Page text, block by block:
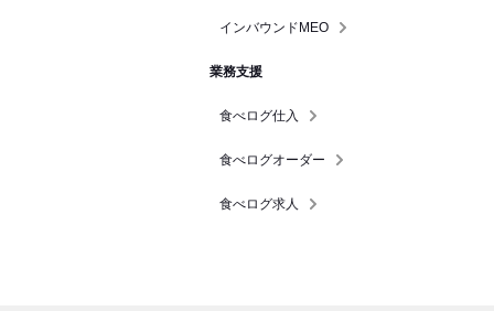
インバウンドMEO
業務支援
食べログ仕入
食べログオーダー
食べログ求人